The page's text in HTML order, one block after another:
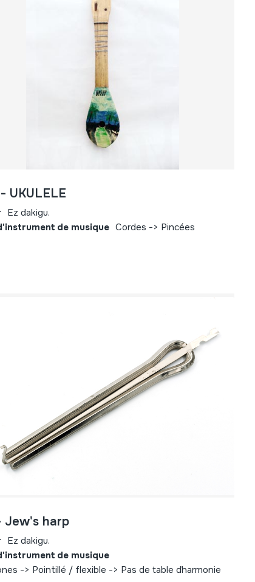
UKULELE
Ez dakigu.
de musique Cordes -> Pincées
Jew's harp
Ez dakigu.
de musique
-> Pointillé / flexible -> Pas de table d´harmonie